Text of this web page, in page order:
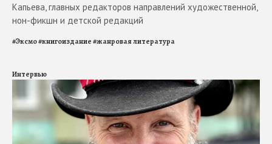
Капьева, главных редакторов направлений художественной,
нон-фикшн и детской редакций
#Эксмо#книгоиздание#жанровая литература
Интервью